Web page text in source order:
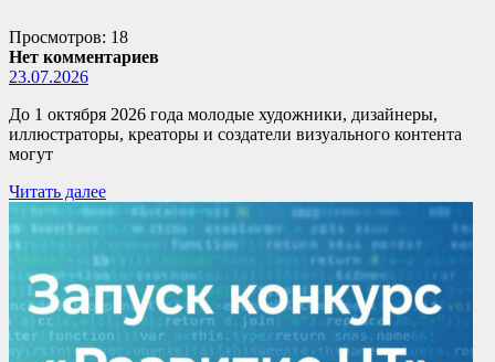
Просмотров: 18
Нет комментариев
23.07.2026
До 1 октября 2026 года молодые художники, дизайнеры,
иллюстраторы, креаторы и создатели визуального контента
могут
Читать далее